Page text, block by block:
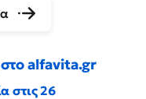
στο alfavita.gr
στις 26